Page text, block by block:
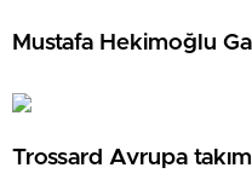
Mustafa Hekimoğlu
Trossard Avrupa